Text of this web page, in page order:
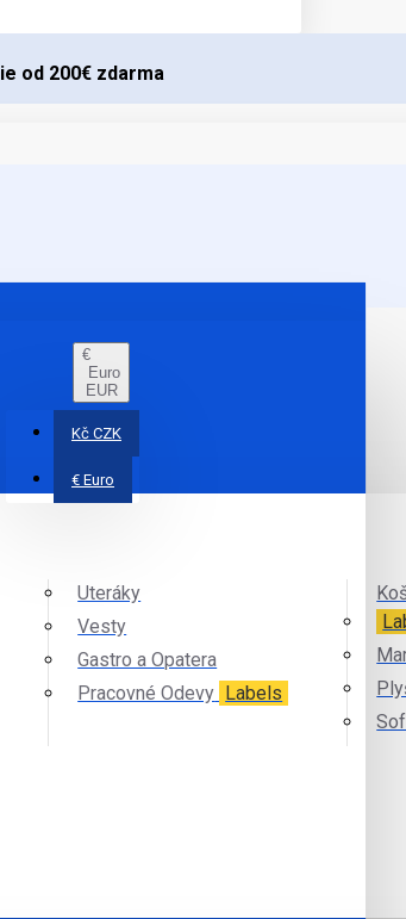
od 200€ zdarma
€
Euro
EUR
Kč CZK
€ Euro
Uteráky
Vesty
Gastro a Opatera
Pracovné Odevy Labels